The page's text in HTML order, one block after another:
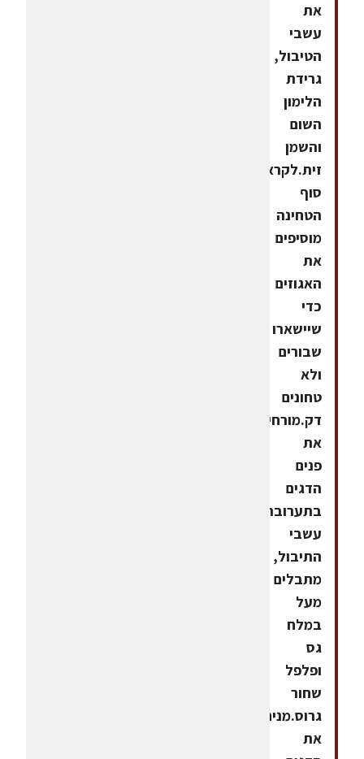
את
עשבי
הטיבול,
גרידת
הלימון
השום
והשמן
זית.לקראת
סוף
הטחינה
מוסיפים
את
האגוזים
כדי
שיישארו
שבורים
ולא
טחונים
דק.מורחים
את
פנים
הדגים
בתערובת
עשבי
התיבול,
מתבלים
מעל
במלח
גס
ופלפל
שחור
גרוס.מניחים
את